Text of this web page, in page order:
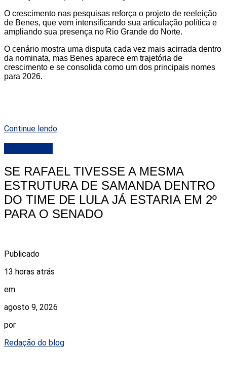
O crescimento nas pesquisas reforça o projeto de reeleição
de Benes, que vem intensificando sua articulação política e
ampliando sua presença no Rio Grande do Norte.
O cenário mostra uma disputa cada vez mais acirrada dentro
da nominata, mas Benes aparece em trajetória de
crescimento e se consolida como um dos principais nomes
para 2026.
Continue lendo
SE RAFAEL TIVESSE A MESMA
ESTRUTURA DE SAMANDA DENTRO
DO TIME DE LULA JÁ ESTARIA EM 2º
PARA O SENADO
Publicado
13 horas atrás
em
agosto 9, 2026
por
Redação do blog